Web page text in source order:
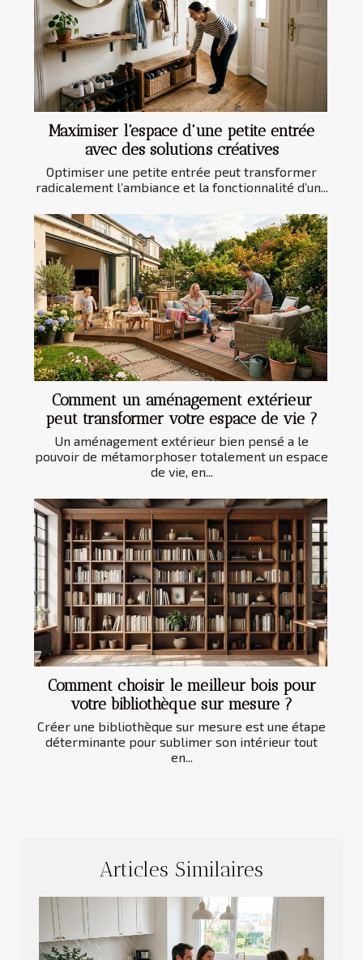
Maximiser l'espace d'une petite entrée
avec des solutions créatives
Optimiser une petite entrée peut transformer
radicalement l’ambiance et la fonctionnalité d’un...
Comment un aménagement extérieur
peut transformer votre espace de vie ?
Un aménagement extérieur bien pensé a le
pouvoir de métamorphoser totalement un espace
de vie, en...
Comment choisir le meilleur bois pour
votre bibliothèque sur mesure ?
Créer une bibliothèque sur mesure est une étape
déterminante pour sublimer son intérieur tout
en...
Articles Similaires